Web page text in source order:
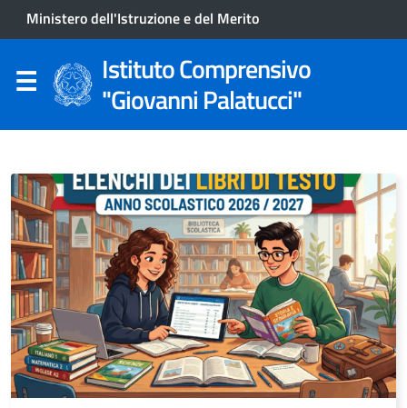
Ministero dell'Istruzione e del Merito
Istituto Comprensivo
"Giovanni Palatucci"